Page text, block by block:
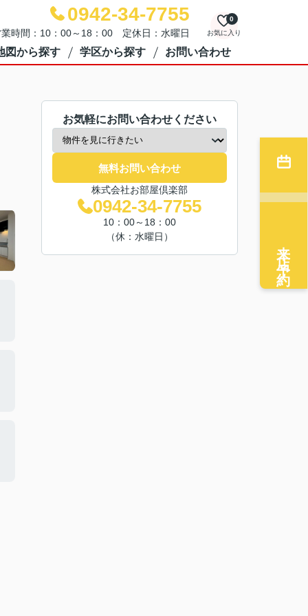
0942-34-7755
時間：10：00～18：00 定休日：水曜日 お気に入り
0
図から探す 学区から探す お問い合わせ
お気軽にお問い合わせください
無料お問い合わせ
株式会社お部屋倶楽部
0942-34-7755
10：00～18：00
（休：水曜日）
来店予約